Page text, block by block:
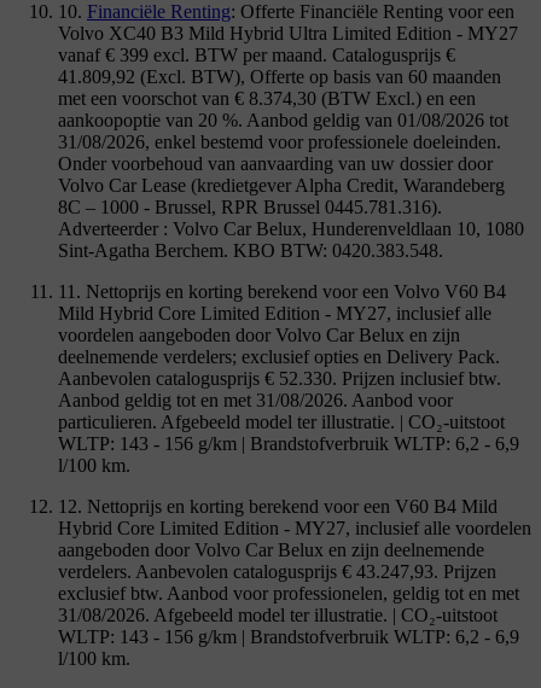
10. Financiële Renting: Offerte Financiële Renting voor een
Volvo XC40 B3 Mild Hybrid Ultra Limited Edition - MY27
vanaf € 399 excl. BTW per maand. Catalogusprijs €
41.809,92 (Excl. BTW), Offerte op basis van 60 maanden
met een voorschot van € 8.374,30 (BTW Excl.) en een
aankoopoptie van 20 %. Aanbod geldig van 01/08/2026 tot
31/08/2026, enkel bestemd voor professionele doeleinden.
Onder voorbehoud van aanvaarding van uw dossier door
Volvo Car Lease (kredietgever Alpha Credit, Warandeberg
8C – 1000 - Brussel, RPR Brussel 0445.781.316).
Adverteerder : Volvo Car Belux, Hunderenveldlaan 10, 1080
Sint-Agatha Berchem. KBO BTW: 0420.383.548.
11. Nettoprijs en korting berekend voor een Volvo V60 B4
Mild Hybrid Core Limited Edition - MY27, inclusief alle
voordelen aangeboden door Volvo Car Belux en zijn
deelnemende verdelers; exclusief opties en Delivery Pack.
Aanbevolen catalogusprijs € 52.330. Prijzen inclusief btw.
Aanbod geldig tot en met 31/08/2026. Aanbod voor
particulieren. Afgebeeld model ter illustratie. | CO₂-uitstoot
WLTP: 143 - 156 g/km | Brandstofverbruik WLTP: 6,2 - 6,9
l/100 km.
12. Nettoprijs en korting berekend voor een V60 B4 Mild
Hybrid Core Limited Edition - MY27, inclusief alle voordelen
aangeboden door Volvo Car Belux en zijn deelnemende
verdelers. Aanbevolen catalogusprijs € 43.247,93. Prijzen
exclusief btw. Aanbod voor professionelen, geldig tot en met
31/08/2026. Afgebeeld model ter illustratie. | CO₂-uitstoot
WLTP: 143 - 156 g/km | Brandstofverbruik WLTP: 6,2 - 6,9
l/100 km.